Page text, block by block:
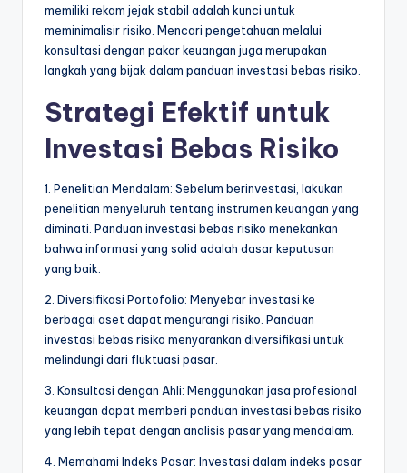
memiliki rekam jejak stabil adalah kunci untuk
meminimalisir risiko. Mencari pengetahuan melalui
konsultasi dengan pakar keuangan juga merupakan
langkah yang bijak dalam panduan investasi bebas risiko.
Strategi Efektif untuk
Investasi Bebas Risiko
1. Penelitian Mendalam: Sebelum berinvestasi, lakukan
penelitian menyeluruh tentang instrumen keuangan yang
diminati. Panduan investasi bebas risiko menekankan
bahwa informasi yang solid adalah dasar keputusan
yang baik.
2. Diversifikasi Portofolio: Menyebar investasi ke
berbagai aset dapat mengurangi risiko. Panduan
investasi bebas risiko menyarankan diversifikasi untuk
melindungi dari fluktuasi pasar.
3. Konsultasi dengan Ahli: Menggunakan jasa profesional
keuangan dapat memberi panduan investasi bebas risiko
yang lebih tepat dengan analisis pasar yang mendalam.
4. Memahami Indeks Pasar: Investasi dalam indeks pasar